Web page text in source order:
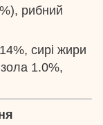
рибний
сирі жири
1.0%,